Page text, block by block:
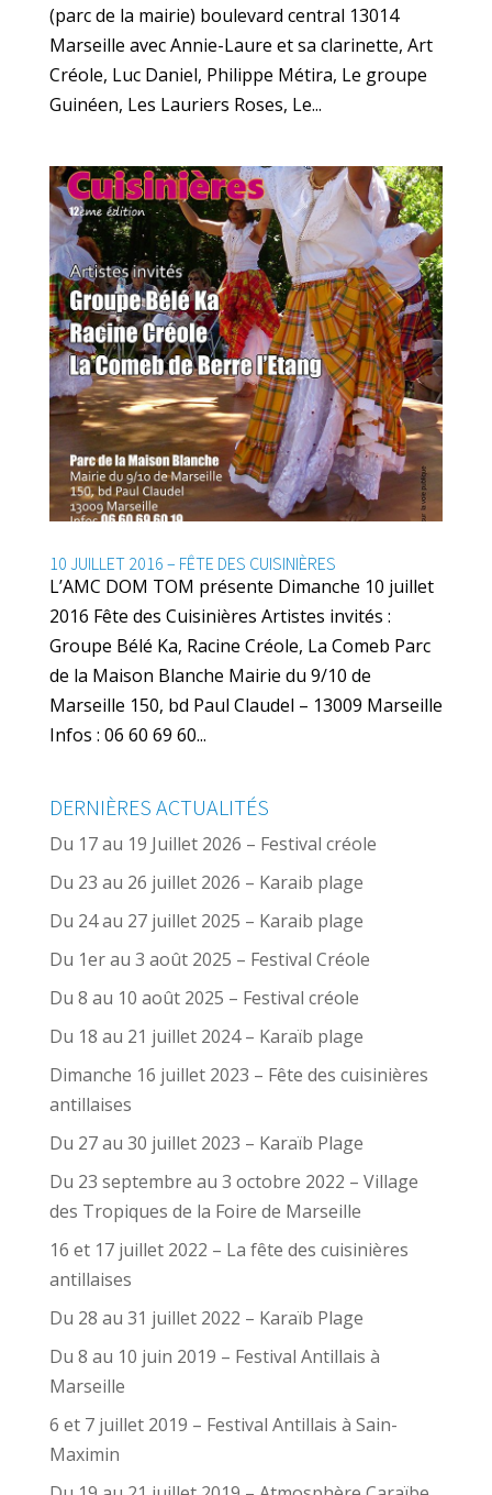
(parc de la mairie) boulevard central 13014
Marseille avec Annie-Laure et sa clarinette, Art
Créole, Luc Daniel, Philippe Métira, Le groupe
Guinéen, Les Lauriers Roses, Le...
10 JUILLET 2016 – FÊTE DES CUISINIÈRES
L’AMC DOM TOM présente Dimanche 10 juillet
2016 Fête des Cuisinières Artistes invités :
Groupe Bélé Ka, Racine Créole, La Comeb Parc
de la Maison Blanche Mairie du 9/10 de
Marseille 150, bd Paul Claudel – 13009 Marseille
Infos : 06 60 69 60...
DERNIÈRES ACTUALITÉS
Du 17 au 19 Juillet 2026 – Festival créole
Du 23 au 26 juillet 2026 – Karaib plage
Du 24 au 27 juillet 2025 – Karaib plage
Du 1er au 3 août 2025 – Festival Créole
Du 8 au 10 août 2025 – Festival créole
Du 18 au 21 juillet 2024 – Karaïb plage
Dimanche 16 juillet 2023 – Fête des cuisinières
antillaises
Du 27 au 30 juillet 2023 – Karaïb Plage
Du 23 septembre au 3 octobre 2022 – Village
des Tropiques de la Foire de Marseille
16 et 17 juillet 2022 – La fête des cuisinières
antillaises
Du 28 au 31 juillet 2022 – Karaïb Plage
Du 8 au 10 juin 2019 – Festival Antillais à
Marseille
6 et 7 juillet 2019 – Festival Antillais à Sain-
Maximin